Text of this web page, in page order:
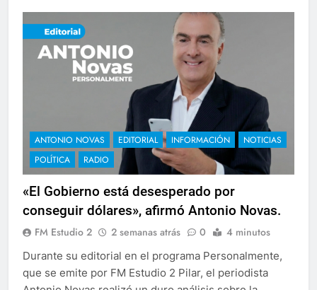
ANTONIO NOVAS EDITORIAL INFORMACIÓN
NOTICIAS
POLÍTICA
RADIO
«El Gobierno está desesperado por
conseguir dólares», afirmó Antonio Novas.
FM Estudio 2 2 semanas atrás 0 4 minutos
Durante su editorial en el programa Personalmente,
que se emite por FM Estudio 2 Pilar, el periodista